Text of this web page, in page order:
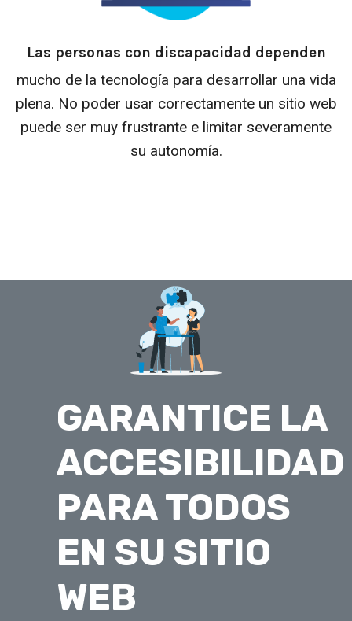
Las personas con discapacidad dependen
mucho de la tecnología para desarrollar una vida
plena. No poder usar correctamente un sitio web
puede ser muy frustrante e limitar severamente
su autonomía.
GARANTICE LA
ACCESIBILIDAD
PARA TODOS
EN SU SITIO
WEB